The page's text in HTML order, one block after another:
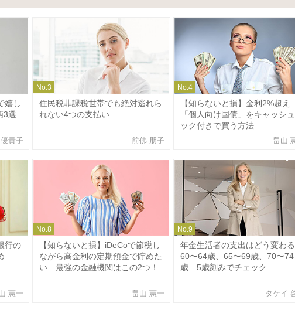
嬉し
3選
貴子
No.3
住民税非課税世帯でも絶対逃れら
れない4つの支払い
前佛 朋子
No.4
【知らないと損】金利2%超え
「個人向け国債」をキャッシ
ック付きで買う方法
畠山
行の
憲一
No.8
【知らないと損】iDeCoで節税し
ながら高金利の定期預金で貯めた
い…最強の金融機関はこの2つ！
畠山 憲一
No.9
年金生活者の支出はどう変わる
60〜64歳、65〜69歳、70〜74
歳…5歳刻みでチェック
タケイ